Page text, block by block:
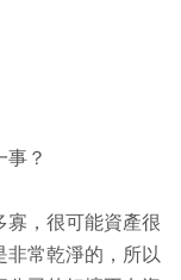
？
寡，很可能資產很
非常乾淨的，所以